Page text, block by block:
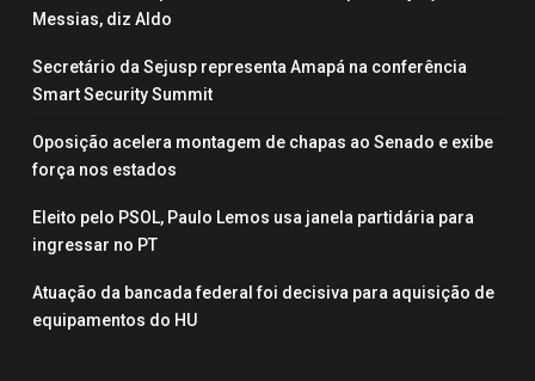
Messias, diz Aldo
Secretário da Sejusp representa Amapá na conferência
Smart Security Summit
Oposição acelera montagem de chapas ao Senado e exibe
força nos estados
Eleito pelo PSOL, Paulo Lemos usa janela partidária para
ingressar no PT
Atuação da bancada federal foi decisiva para aquisição de
equipamentos do HU